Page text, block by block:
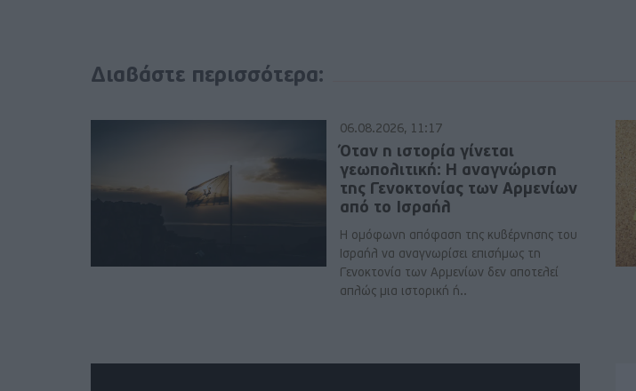
Διαβάστε περισσότερα:
06.08.2026, 11:17
Όταν η ιστορία γίνεται
γεωπολιτική: Η αναγνώριση
της Γενοκτονίας των Αρμενίων
από το Ισραήλ
Η ομόφωνη απόφαση της κυβέρνησης του
Ισραήλ να αναγνωρίσει επισήμως τη
Γενοκτονία των Αρμενίων δεν αποτελεί
απλώς μια ιστορική ή..